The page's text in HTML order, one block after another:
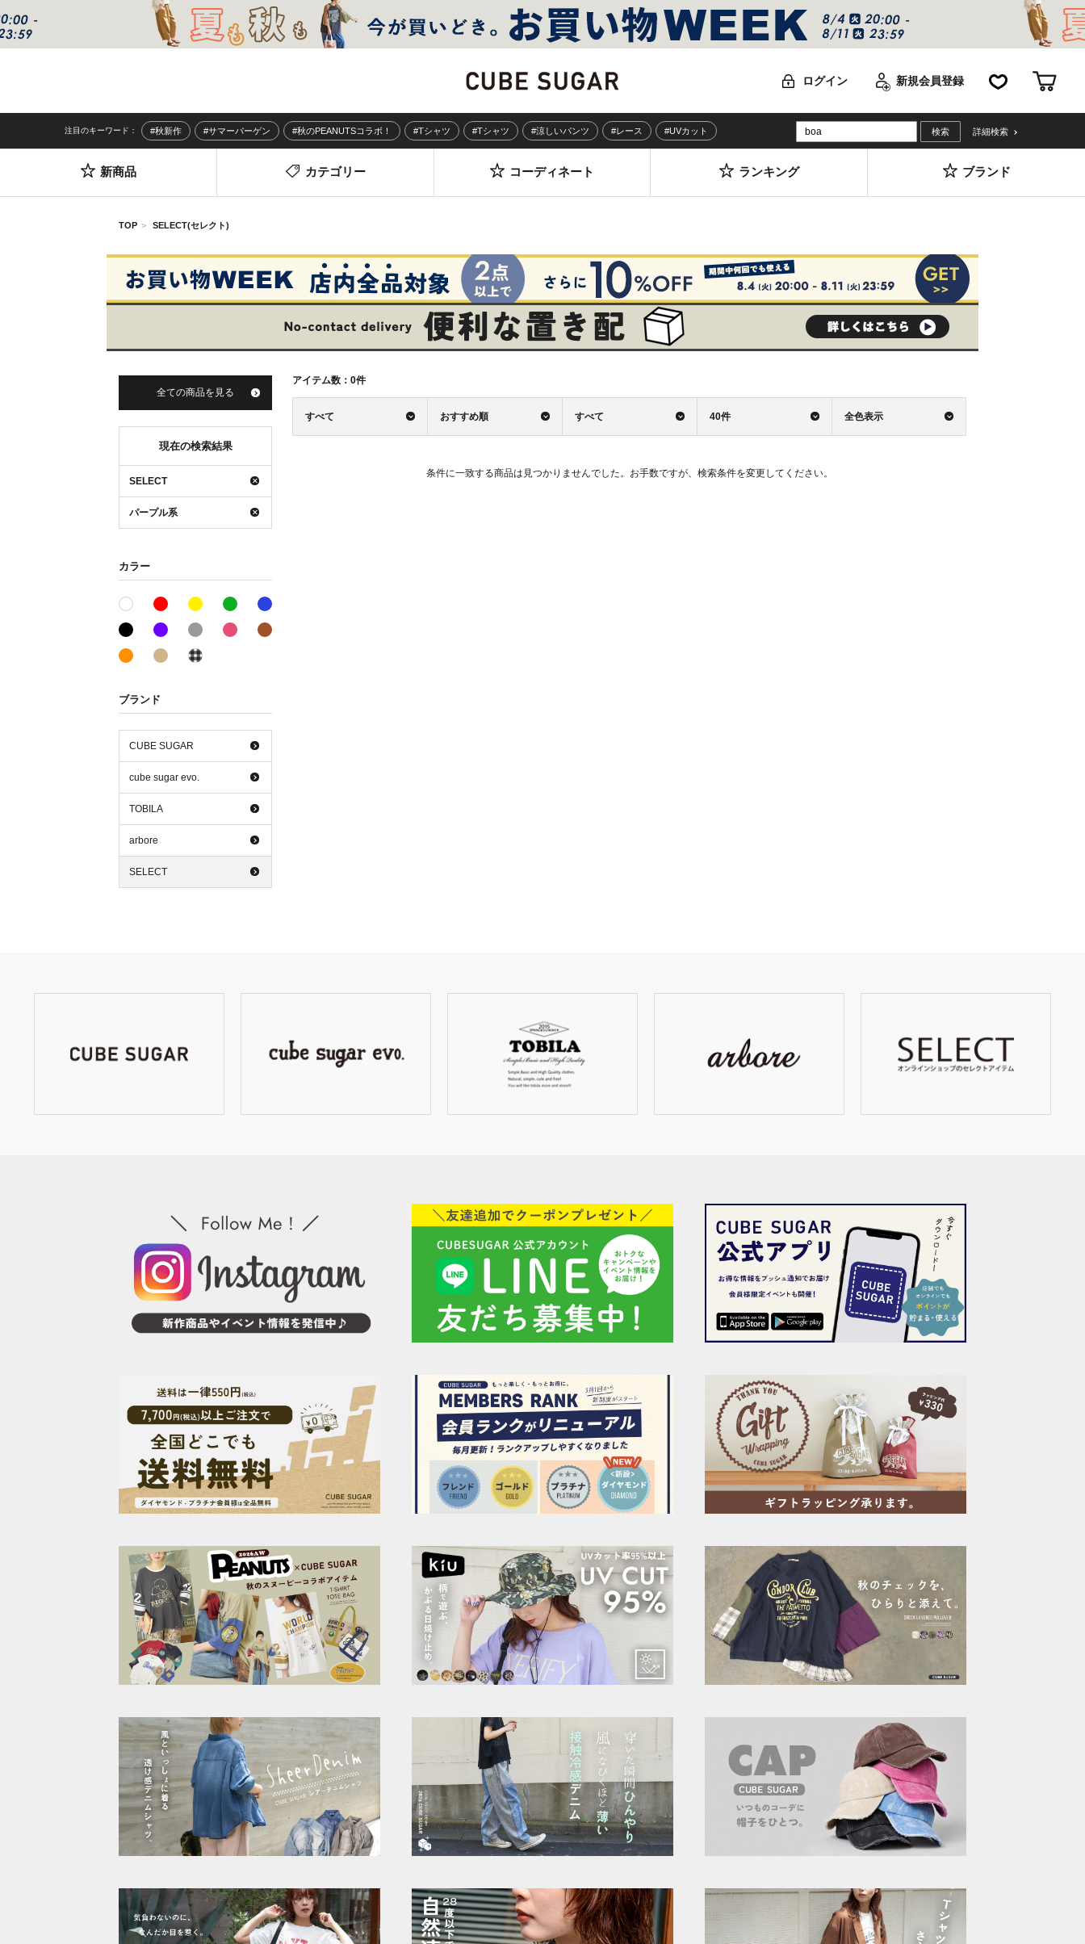
ログイン 新規会員登録 お気に入り
注目のキーワード： #秋新作 #サマーバーゲン #秋のPEANUTSコラボ！ #Tシャツ #Tシャツ #涼しいパンツ #レース #UVカット 詳細検索
新商品 カテゴリー コーディネート ランキング ブランド
TOP SELECT(セレクト)
アイテム数： 0件
すべて おすすめ順 すべて 40件 全色表示
条件に一致する商品は見つかりませんでした。お手数ですが、検索条件を変更してください。
全ての商品を見る
現在の検索結果
SELECT
パープル系
カラー
ホワイト系レッド系 イエロー系グリーン系
ブラック系パープル系グレー系 ピンク系
オレンジ系ベージュ系
ブランド
CUBE SUGAR
cube sugar evo.
TOBILA
arbore
SELECT